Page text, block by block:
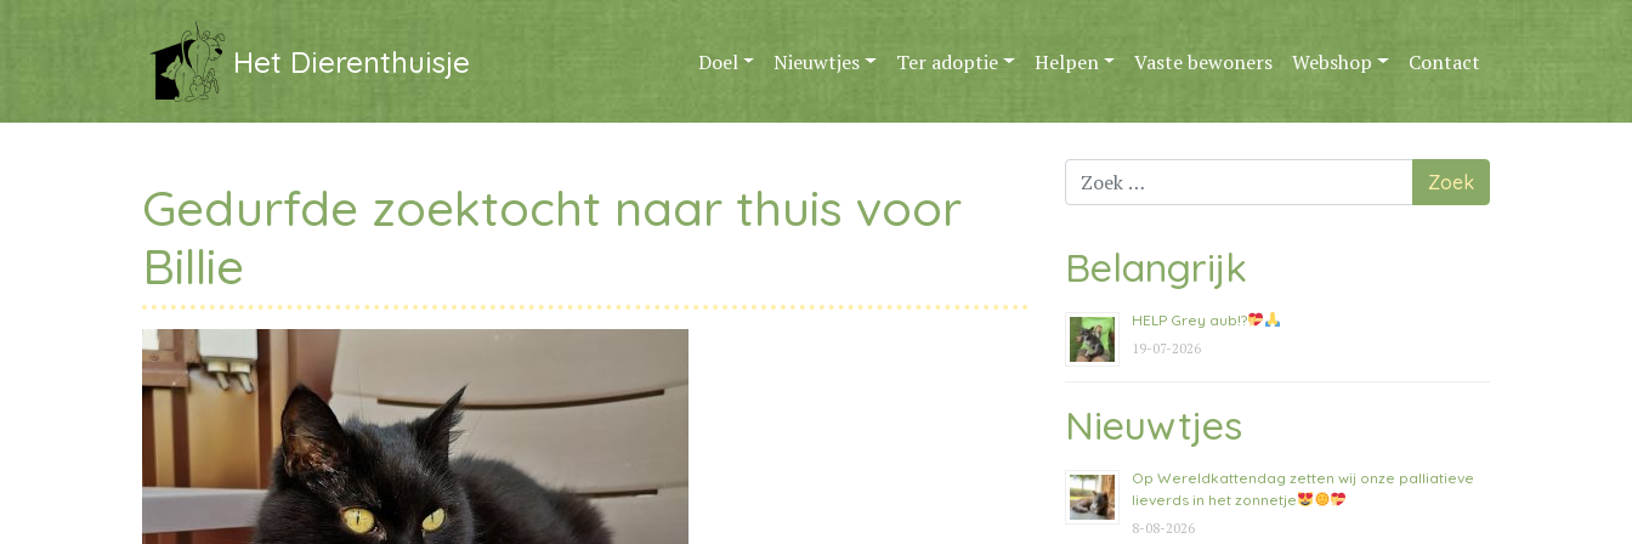
Het Dierenthuisje Doel Nieuwtjes Ter adoptie Helpen Vaste bewoners Webshop Contact
Gedurfde zoektocht naar thuis voor
Billie
Zoek
naar:
Belangrijk
HELP Grey aub!?
19-07-2026
Nieuwtjes
Op Wereldkattendag zetten wij onze palliatieve
lieverds in het zonnetje
8-08-2026